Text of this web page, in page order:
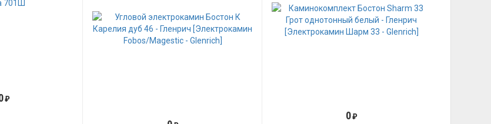
₽
0₽